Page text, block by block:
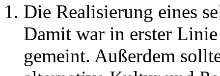
Die Realisierung eines
Damit war in erster
gemeint. Außerdem